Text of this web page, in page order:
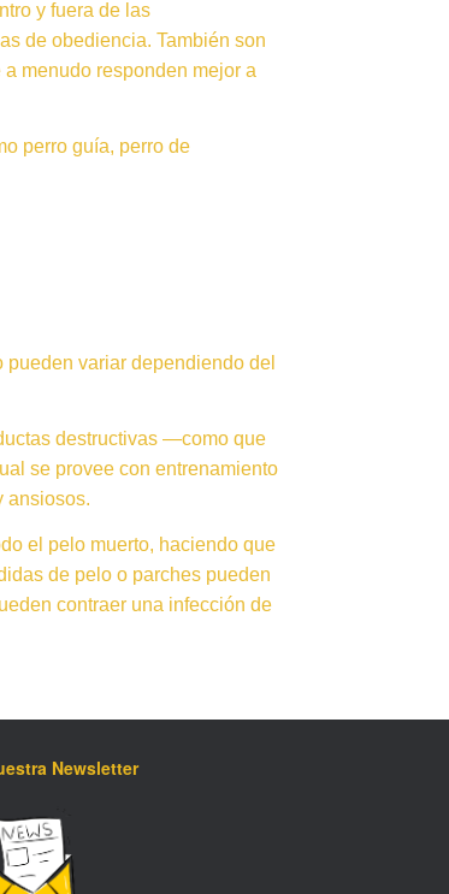
y fuera de las
de obediencia. También son
menudo responden mejor a
perro guía, perro de
variar dependiendo del
destructivas —como que
se provee con entrenamiento
ansiosos.
el pelo muerto, haciendo que
de pelo o parches pueden
contraer una infección de
Newsletter